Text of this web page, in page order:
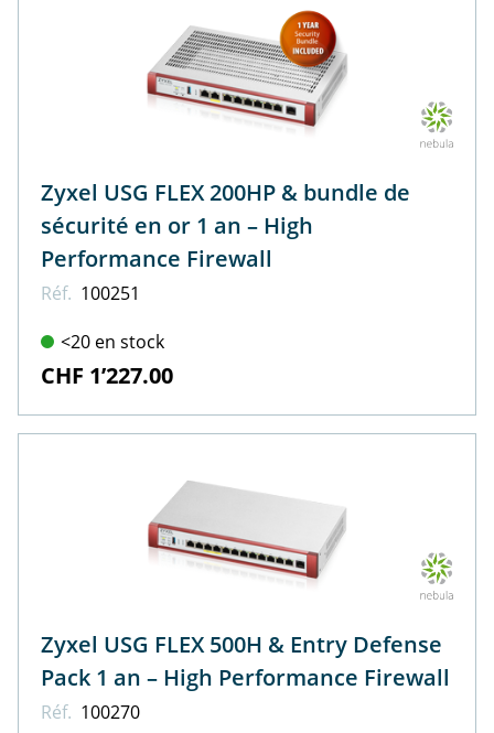
Zyxel USG FLEX 200HP & bundle de
sécurité en or 1 an – High
Performance Firewall
Réf. 100251
<20 en stock
CHF 1’227.00
Zyxel USG FLEX 500H & Entry Defense
Pack 1 an – High Performance Firewall
Réf. 100270